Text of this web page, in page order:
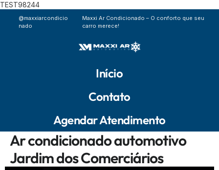
TEST98244
@maxxiarcondicio
nado
Maxxi Ar Condicionado – O conforto que seu
carro merece!
Início
Contato
Agendar Atendimento
Ar condicionado automotivo
Jardim dos Comerciários